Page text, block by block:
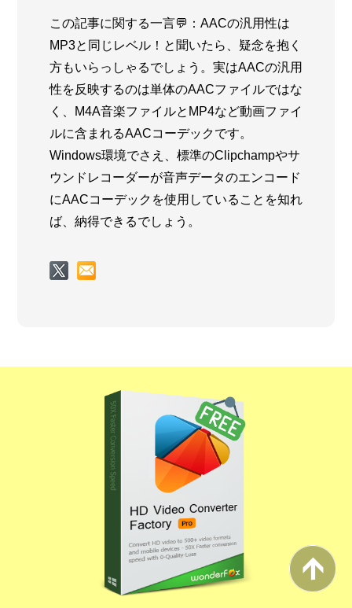
この記事に関する一言💬：AACの汎用性は
MP3と同じレベル！と聞いたら、疑念を抱く
方もいらっしゃるでしょう。実はAACの汎用
性を反映するのは単体のAACファイルではな
く、M4A音楽ファイルとMP4など動画ファイ
ルに含まれるAACコーデックです。
Windows環境でさえ、標準のClipchampやサ
ウンドレコーダーが音声データのエンコード
にAACコーデックを使用していることを知れ
ば、納得できるでしょう。